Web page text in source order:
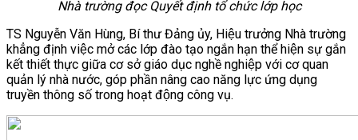
Nhà trường đọc Quyết định tổ chức lớp học
TS Nguyễn Văn Hùng, Bí thư Đảng ủy, Hiệu trưởng Nhà trường
khẳng định việc mở các lớp đào tạo ngắn hạn thể hiện sự gắn
kết thiết thực giữa cơ sở giáo dục nghề nghiệp với cơ quan
quản lý nhà nước, góp phần nâng cao năng lực ứng dụng
truyền thông số trong hoạt động công vụ.